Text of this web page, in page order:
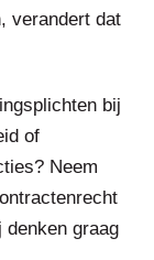
verandert dat
bij
of
Neem
denken graag